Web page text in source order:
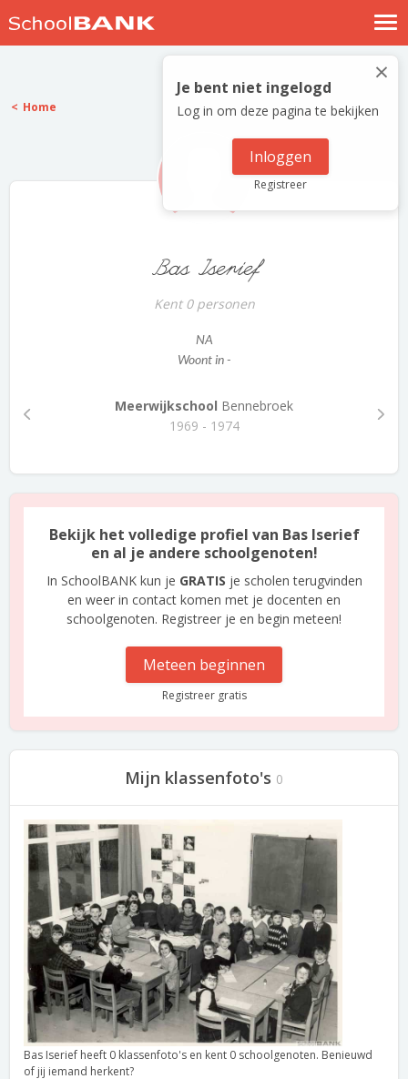
Nostalgische verhalen
Log in
Meld je gratis aan
×
Je bent niet ingelogd
Log in om deze pagina te bekijken
Inloggen
Registreer
Home
Bas Iserief
Kent 0 personen
NA
Woont in -
Meerwijkschool Bennebroek
1969 - 1974
Bekijk het volledige profiel van Bas Iserief
en al je andere schoolgenoten!
In SchoolBANK kun je GRATIS je scholen terugvinden
en weer in contact komen met je docenten en
schoolgenoten. Registreer je en begin meteen!
Meteen beginnen
Registreer gratis
Mijn klassenfoto's 0
Bas Iserief heeft 0 klassenfoto's en kent 0 schoolgenoten. Benieuwd
of jij iemand herkent?